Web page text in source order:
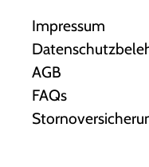
Impressum
AGB
FAQs